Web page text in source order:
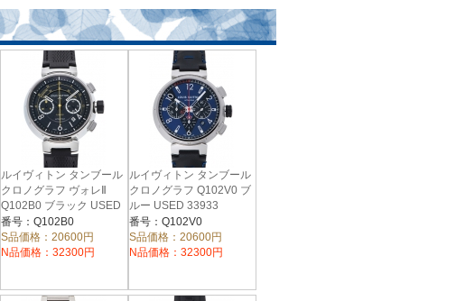
ルイヴィトン タンブール
クロノグラフ ヴォレⅡ
Q102B0 ブラック USED
36525
番号：Q102B0
S品価格：20600円
N品価格：32300円
ルイヴィトン タンブール
クロノグラフ Q102V0 ブ
ルー USED 33933
番号：Q102V0
S品価格：20600円
N品価格：32300円